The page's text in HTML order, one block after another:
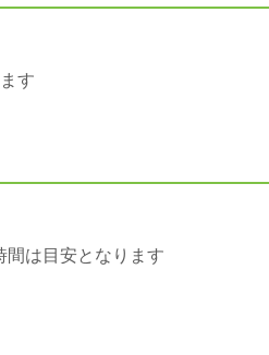
す
は目安となります